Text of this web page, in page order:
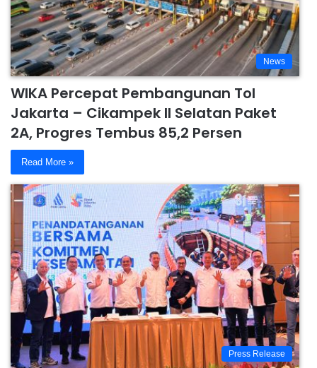
News
WIKA Percepat Pembangunan Tol
Jakarta – Cikampek II Selatan Paket
2A, Progres Tembus 85,2 Persen
Read More »
Press Release